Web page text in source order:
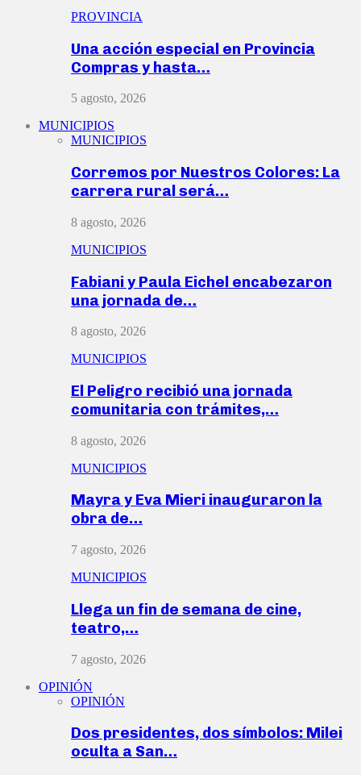
PROVINCIA
Una acción especial en Provincia
Compras y hasta…
5 agosto, 2026
MUNICIPIOS
MUNICIPIOS
Corremos por Nuestros Colores: La
carrera rural será…
8 agosto, 2026
MUNICIPIOS
Fabiani y Paula Eichel encabezaron
una jornada de…
8 agosto, 2026
MUNICIPIOS
El Peligro recibió una jornada
comunitaria con trámites,…
8 agosto, 2026
MUNICIPIOS
Mayra y Eva Mieri inauguraron la
obra de…
7 agosto, 2026
MUNICIPIOS
Llega un fin de semana de cine,
teatro,…
7 agosto, 2026
OPINIÓN
OPINIÓN
Dos presidentes, dos símbolos: Milei
oculta a San…